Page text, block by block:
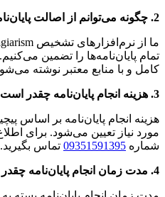
2. چگونه می‌توانم از اصالت پایان‌نامه اطمینان حاصل کنم؟
تمام پایان‌نامه‌ها را تضمین
کامل و با منابع معتبر نوشته
3. هزینه انجام پایان‌نامه چقدر است؟
هزینه انجام پایان‌نامه بر اساس
مورد نیاز تعیین می‌شود. برای
شماره 09351591395 تماس بگیرید.
4. مدت زمان انجام پایان‌نامه چقدر است؟